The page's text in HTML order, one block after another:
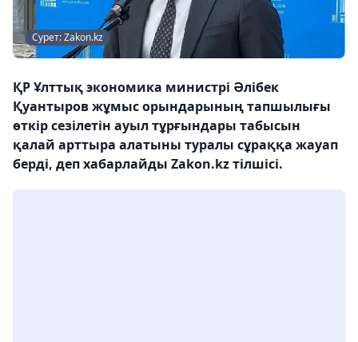
Сурет: Zakon.kz
ҚР Ұлттық экономика министрі Әлібек
Қуантыров жұмыс орындарының тапшылығы
өткір сезілетін ауыл тұрғындары табысын
қалай арттыра алатыны туралы сұраққа жауап
берді, деп хабарлайды Zakon.kz тілшісі.